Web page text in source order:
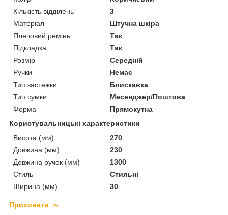
Кількість відділень
3
Матеріал
Штучна шкіра
Плечовий ремінь
Так
Підкладка
Так
Розмір
Середній
Ручки
Немає
Тип застежки
Блискавка
Тип сумки
Месенджер/Поштова
Форма
Прямокутна
Користувальницькі характеристики
Висота (мм)
270
Довжина (мм)
230
Довжина ручок (мм)
1300
Стиль
Стильні
Ширина (мм)
30
Приховати